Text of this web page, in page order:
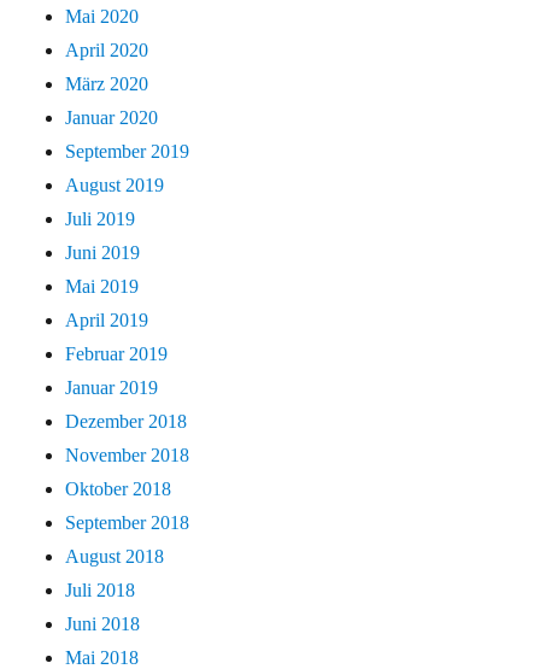
Mai 2020
April 2020
März 2020
Januar 2020
September 2019
August 2019
Juli 2019
Juni 2019
Mai 2019
April 2019
Februar 2019
Januar 2019
Dezember 2018
November 2018
Oktober 2018
September 2018
August 2018
Juli 2018
Juni 2018
Mai 2018